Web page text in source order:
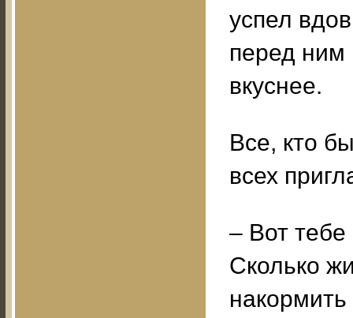
успел
перед ним
вкуснее.
Все, кто
всех
– Вот тебе
Сколько